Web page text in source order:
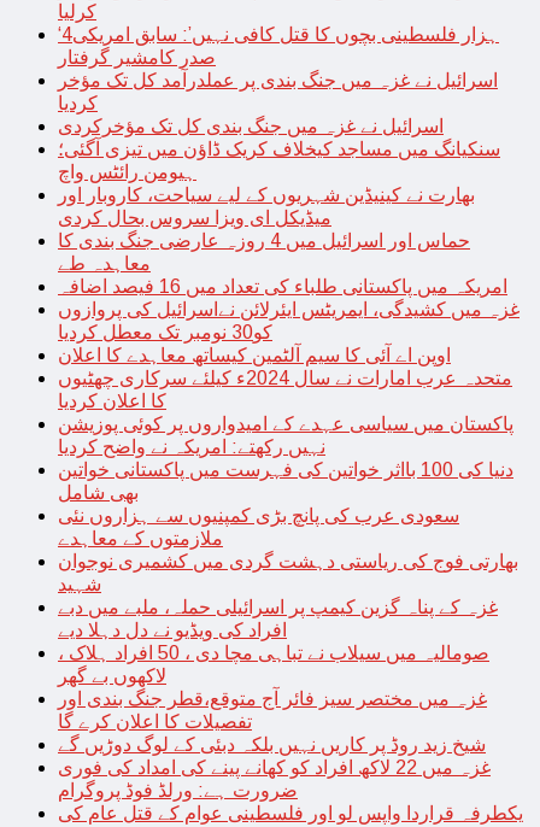
کرلیا
‘4ہزار فلسطینی بچوں کا قتل کافی نہیں’: سابق امریکی
صدر کامشیر گرفتار
اسرائیل نے غزہ میں جنگ بندی پر عملدرآمد کل تک مؤخر
کردیا
اسرائیل نے غزہ میں جنگ بندی کل تک مؤخرکردی
سنکیانگ میں مساجد کیخلاف کریک ڈاؤن میں تیزی آگئی؛
ہیومن رائٹس واچ
بھارت نے کینیڈین شہریوں کے لیے سیاحت، کاروبار اور
میڈیکل ای ویزا سروس بحال کردی
حماس اور اسرائیل میں 4 روزہ عارضی جنگ بندی کا
معاہدہ طے
امریکہ میں پاکستانی طلباء کی تعداد میں 16 فیصد اضافہ
غزہ میں کشیدگی، ایمریٹس ایئرلائن نےاسرائیل کی پروازوں
کو30 نومبر تک معطل کردیا
اوپن اے آئی کا سیم آلٹمین کیساتھ معاہدے کا اعلان
متحدہ عرب امارات نے سال 2024ء کیلئے سرکاری چھٹیوں
کا اعلان کردیا
پاکستان میں سیاسی عہدے کے امیدواروں پر کوئی پوزیشن
نہیں رکھتے: امریکہ نے واضح کردیا
دنیا کی 100 بااثر خواتین کی فہرست میں پاکستانی خواتین
بھی شامل
سعودی عرب کی پانچ بڑی کمپنیوں سے ہزاروں نئی
ملازمتوں کے معاہدے
بھارتی فوج کی ریاستی دہشت گردی میں کشمیری نوجوان
شہید
غزہ کے پناہ گزین کیمپ پر اسرائیلی حملہ، ملبے میں دبے
افراد کی ویڈیو نے دل دہلا دیے
صومالیہ میں سیلاب نے تباہی مچا دی ، 50 افراد ہلاک ،
لاکھوں بے گھر
غزہ میں مختصر سیز فائر آج متوقع،قطر جنگ بندی اور
تفصیلات کا اعلان کرے گا
شیخ زید روڈ پر کاریں نہیں بلکہ دبئی کے لوگ دوڑیں گے
غزہ میں 22 لاکھ افراد کو کھانے پینے کی امداد کی فوری
ضرورت ہے: ورلڈ فوڈ پروگرام
یکطرفہ قراردا واپس لو اور فلسطینی عوام کے قتل عام کی